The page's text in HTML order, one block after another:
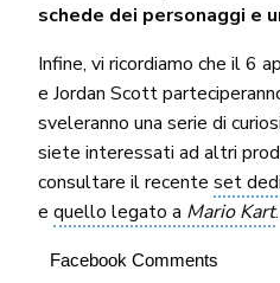
schede dei personaggi e
Infine, vi ricordiamo che il 6
e Jordan Scott
sveleranno una serie di
siete interessati ad altri
consultare il recenteset
e quello legato a Mario Kart.
Facebook Comments